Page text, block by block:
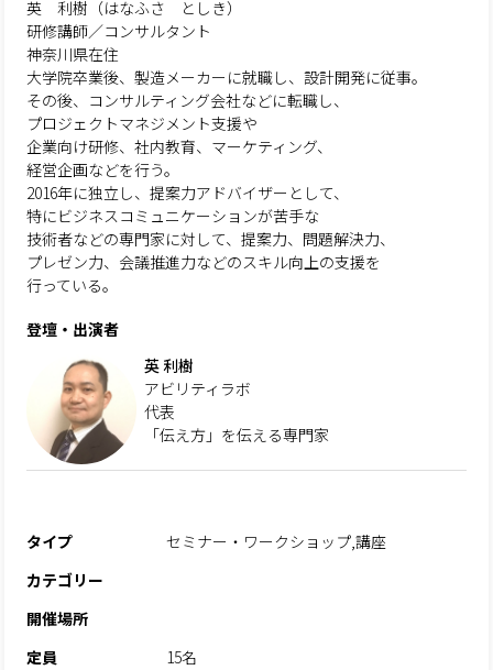
英 利樹（はなふさ としき）
研修講師／コンサルタント
神奈川県在住
大学院卒業後、製造メーカーに就職し、設計開発に従事。
その後、コンサルティング会社などに転職し、
プロジェクトマネジメント支援や
企業向け研修、社内教育、マーケティング、
経営企画などを行う。
2016年に独立し、提案力アドバイザーとして、
特にビジネスコミュニケーションが苦手な
技術者などの専門家に対して、提案力、問題解決力、
プレゼン力、会議推進力などのスキル向上の支援を
行っている。
登壇・出演者
英 利樹
アビリティラボ
代表
「伝え方」を伝える専門家
タイプ
セミナー・ワークショップ,講座
カテゴリー
開催場所
定員
15名